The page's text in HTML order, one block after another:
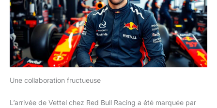
Une collaboration fructueuse
L’arrivée de Vettel chez Red Bull Racing a été marquée par